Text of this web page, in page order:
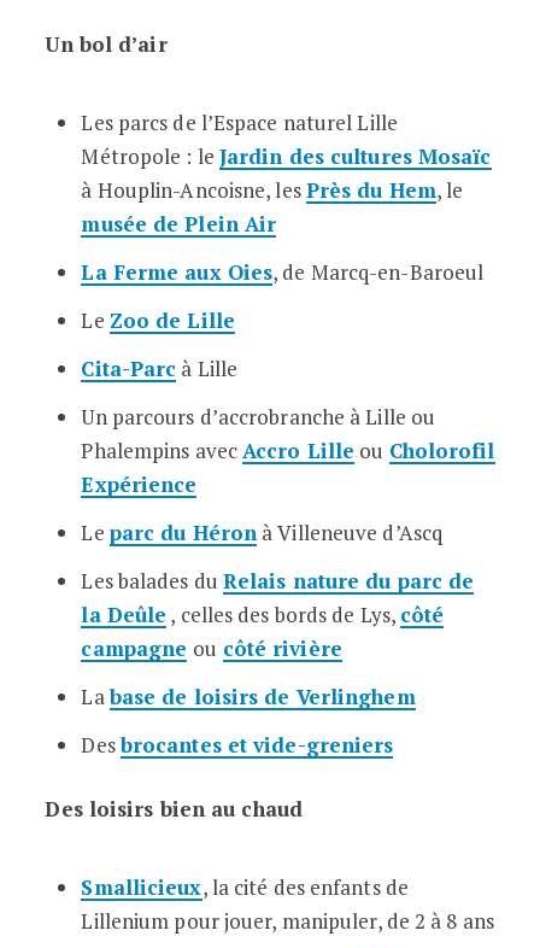
Un bol d’air
Les parcs de l’Espace naturel Lille
Métropole : le Jardin des cultures Mosaïc
à Houplin-Ancoisne, lesPrès du Hem, le
musée de Plein Air
La Ferme aux Oies, de Marcq-en-Baroeul
Le Zoo de Lille
Cita-Parc à Lille
Un parcours d’accrobranche à Lille ou
Phalempins avecAccro Lille ou Cholorofil
Expérience
Le parc du Héron à Villeneuve d’Ascq
Les balades du Relais nature du parc de
la Deûle , celles des bords de Lys, côté
campagne ou côté rivière
Labase de loisirs de Verlinghem
Desbrocantes et vide-greniers
Des loisirs bien au chaud
Smallicieux, la cité des enfants de
Lillenium pour jouer, manipuler, de 2 à 8 ans